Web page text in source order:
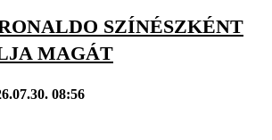
SZÍNÉSZKÉNT
MAGÁT
08:56